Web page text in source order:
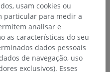
central> Encéfalo
Epitálamo
há nenhuma estrutura
usam cookies ou
particular para medir a
analisar e
as características do seu
dados pessoais
de navegação, uso
exclusivos). Esses